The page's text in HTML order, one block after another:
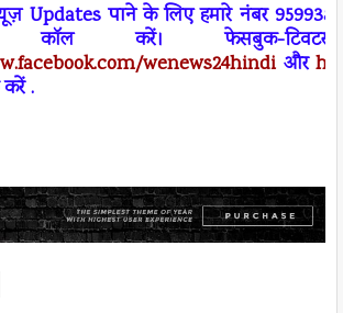
Updates पाने के लिए हमारे नंबर
कॉलकरें। फेसबुक-
wenews24hindi और
.